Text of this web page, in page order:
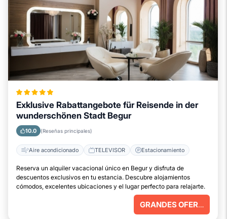
Exklusive Rabattangebote für Reisende in der
wunderschönen Stadt Begur
10.0 (Reseñas principales)
Aire acondicionado TELEVISOR Estacionamiento
Reserva un alquiler vacacional único en Begur y disfruta de
descuentos exclusivos en tu estancia. Descubre alojamientos
cómodos, excelentes ubicaciones y el lugar perfecto para relajarte.
GRANDES OFERTAS